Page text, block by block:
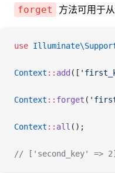
forget 方法可用于
use
Context :: add ([
Context :: forget (
Context :: all ();
// ['second_key' => 2]